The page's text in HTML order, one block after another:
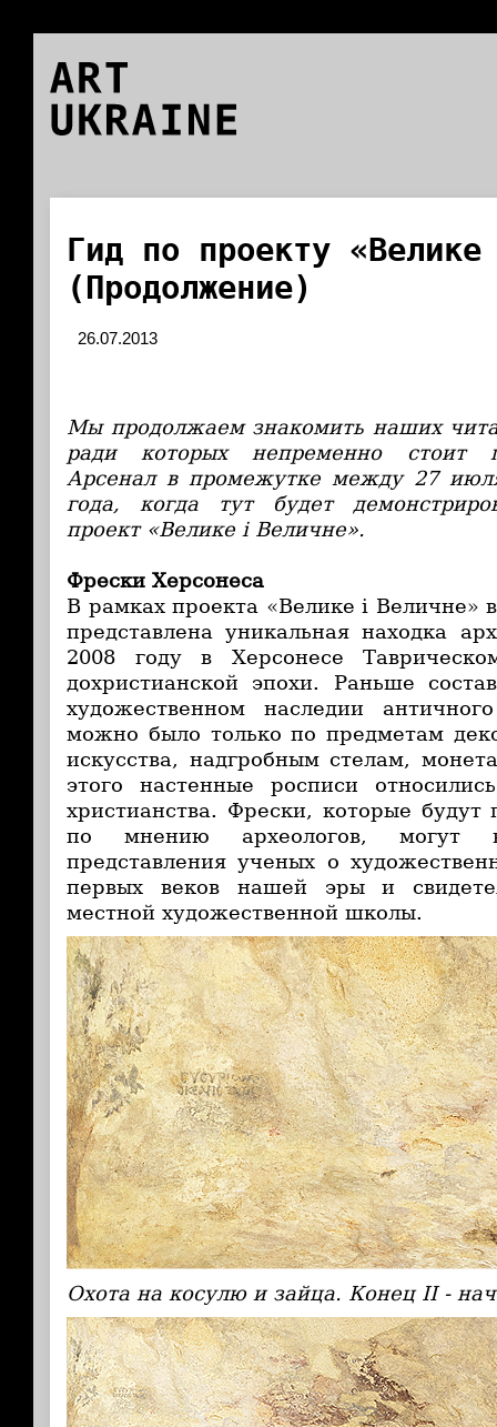
ART
UKRAINE
Гид по проекту
(Продолжение)
26.07.2013
Мы продолжаем знакомить наших
ради которых непременно стоит
Арсенал в промежутке между 27
года, когда тут будет
проект «Велике і Величне».
Фрески Херсонеса
В рамках проекта «Велике і Величне»
представлена уникальная находка
2008 году в Херсонесе
дохристианской эпохи. Раньше
художественном наследии
можно было только по предметам
искусства, надгробным стелам,
этого настенные росписи
христианства. Фрески, которые будут
по мнению археологов, могут
представления ученых о
первых веков нашей эры и
местной художественной школы.
Охота на косулю и зайца. Конец II -